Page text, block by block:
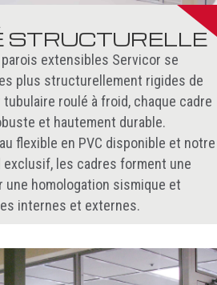
STRUCTURELLE
extensibles Servicor se
plus structurellement rigides de
tubulaire roulé à froid, chaque cadre
et hautement durable.
flexible en PVC disponible et notre
les cadres forment une
une homologation sismique et
internes et externes.